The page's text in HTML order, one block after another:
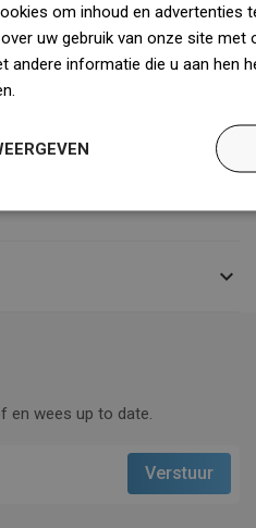




en wees up to date.
om inhoud en advertenties
uw gebruik van onze site met
andere informatie die u aan hen